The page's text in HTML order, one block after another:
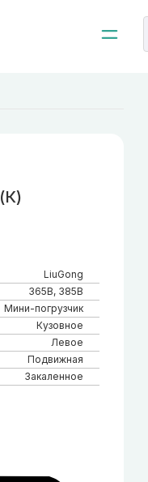
LiuGong
365B, 385B
Мини-погрузчик
Кузовное
Левое
Подвижная
Закаленное